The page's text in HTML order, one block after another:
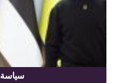
سياسة